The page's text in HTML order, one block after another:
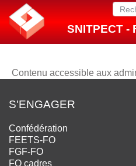
SNITPECT -
Contenu accessible aux
S'ENGAGER
Confédération
FEETS-FO
FGF-FO
FO cadres